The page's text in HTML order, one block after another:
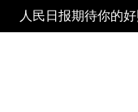
人民日报期待你的